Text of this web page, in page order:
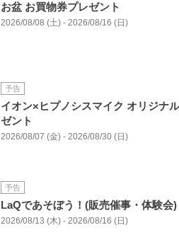
お盆 お買物券プレゼント
2026/08/08 (土) - 2026/08/16 (日)
予告
イオン×ヒプノシスマイク オリジナ
ゼント
2026/08/07 (金) - 2026/08/30 (日)
予告
LaQであそぼう！(販売催事・体験会)
2026/08/13 (木) - 2026/08/16 (日)